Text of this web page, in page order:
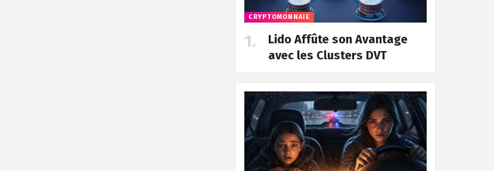
CRYPTOMONNAIE
Lido Affûte son Avantage
avec les Clusters DVT